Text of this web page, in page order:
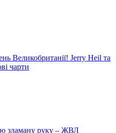
Великобританії! Jerry Heil та
чарти
зламану руку – ЖВЛ